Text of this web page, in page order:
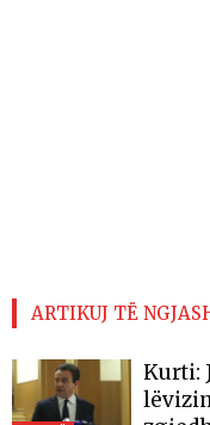
ARTIKUJ TË
Kurti: